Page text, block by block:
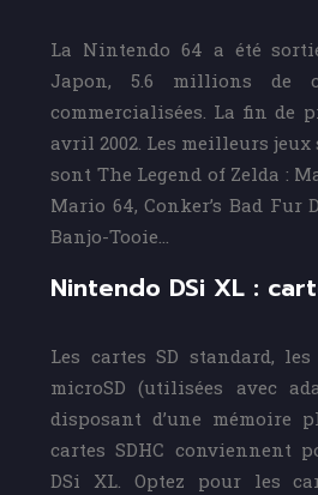
La Nintendo 64 a été
Japon, 5.6 millions de
commercialisées. La fin de
avril 2002. Les meilleurs
sont The Legend of Zelda :
Mario 64, Conker’s Bad Fur
Banjo-Tooie…
Nintendo DSi XL :
Les cartes SD standard,
microSD (utilisées avec
disposant d’une mémoire
cartes SDHC conviennent
DSi XL. Optez pour les